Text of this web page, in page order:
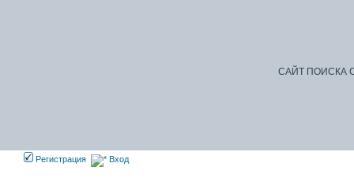
САЙТ ПОИСКА
Регистрация Вход